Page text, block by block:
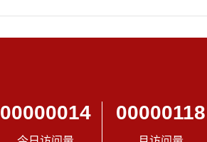
00000014 00000118